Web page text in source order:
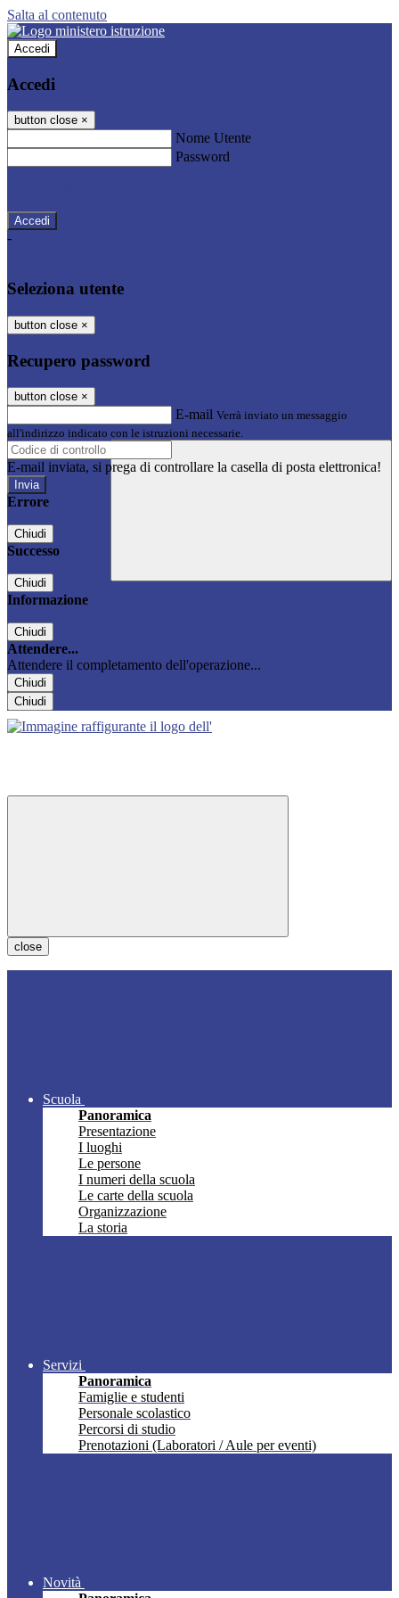
Salta al contenuto
Accedi
Accedi
button close ×
Nome Utente
Password
-
Seleziona utente
button close ×
Recupero password
button close ×
E-mail Verrà inviato un messaggio
all'indirizzo indicato con le istruzioni necessarie.
E-mail inviata, si prega di controllare la casella di posta elettronica!
Errore
Chiudi
Successo
Chiudi
Informazione
Chiudi
Attendere...
Attendere il completamento dell'operazione...
Chiudi
Chiudi
close
Scuola
Panoramica
Presentazione
I luoghi
Le persone
I numeri della scuola
Le carte della scuola
Organizzazione
La storia
Servizi
Panoramica
Famiglie e studenti
Personale scolastico
Percorsi di studio
Prenotazioni (Laboratori / Aule per eventi)
Novità